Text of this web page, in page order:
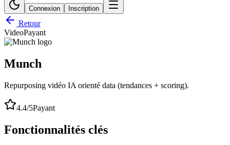
Connexion Inscription
Retour
VideoPayant
Munch
Repurposing vidéo IA orienté data (tendances + scoring).
4.4/5Payant
Fonctionnalités clés